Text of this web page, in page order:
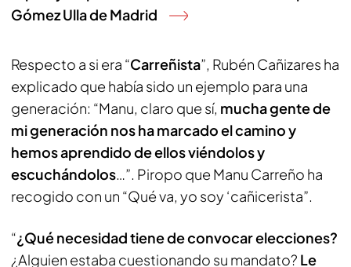
Gómez Ulla de Madrid
Respecto a si era “Carreñista”, Rubén Cañizares ha
explicado que había sido un ejemplo para una
generación: “Manu, claro que sí, mucha gente de
mi generación nos ha marcado el camino y
hemos aprendido de ellos viéndolos y
escuchándolos…”. Piropo que Manu Carreño ha
recogido con un “Qué va, yo soy ‘cañicerista”.
“¿Qué necesidad tiene de convocar elecciones?
¿Alguien estaba cuestionando su mandato? Le